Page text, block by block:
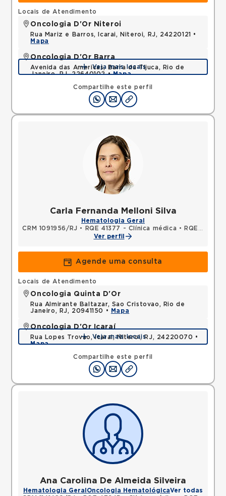
Compartilhe este perfil
Locais de Atendimento
Oncologia D'Or Niteroi
Rua Mariz e Barros, Icarai, Niteroi, RJ, 24220121 •
Mapa
Oncologia D'Or Barra
Avenida das Americas, Barra da Tijuca, Rio de
Janeiro, RJ, 22640102 •Mapa
Veja mais locais
Carla Fernanda Melloni Silva
Hematologia Geral
CRM 1091956/RJ • RQE 41377 - Clínica médica •
RQE 46625 - Hematologia e hemoterapia
Ver perfil
Agende uma consulta
Compartilhe este perfil
Locais de Atendimento
Oncologia Quinta D'Or
Rua Almirante Baltazar, Sao Cristovao, Rio de
Janeiro, RJ, 20941150 •
Mapa
Oncologia D'Or Icaraí
Rua Lopes Trovao, Icarai, Niteroi, RJ, 24220070 •
Mapa
Veja mais locais
Ana Carolina De Almeida Silveira
Hematologia Geral Oncologia HematológicaVer todas